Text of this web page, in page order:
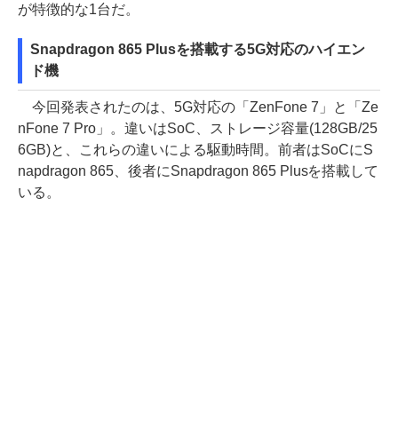
が特徴的な1台だ。
Snapdragon 865 Plusを搭載する5G対応のハイエン
ド機
今回発表されたのは、5G対応の「ZenFone 7」と「Ze
nFone 7 Pro」。違いはSoC、ストレージ容量(128GB/25
6GB)と、これらの違いによる駆動時間。前者はSoCにS
napdragon 865、後者にSnapdragon 865 Plusを搭載して
いる。